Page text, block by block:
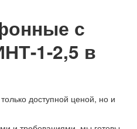
с
1-2,5 в
доступной ценой, но и